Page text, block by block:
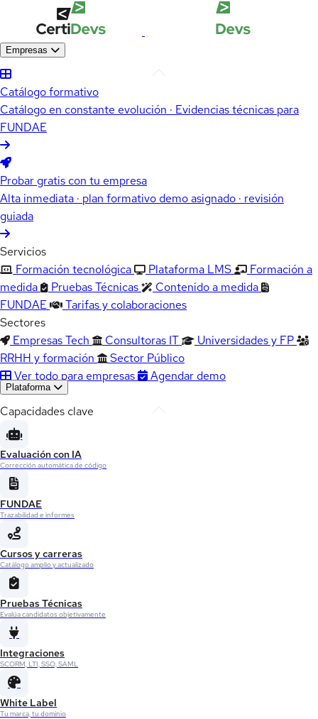
Empresas
Catálogo formativo
Catálogo en constante evolución · Evidencias técnicas para
FUNDAE
Probar gratis con tu empresa
Alta inmediata · plan formativo demo asignado · revisión
guiada
Servicios
Formación tecnológica
Plataforma LMS
Formación a
medida
Pruebas Técnicas
Contenido a medida
FUNDAE
Tarifas y colaboraciones
Sectores
Empresas Tech
Consultoras IT
Universidades y FP
RRHH y formación
Sector Público
Ver todo para empresas
Agendar demo
Plataforma
Capacidades clave
Evaluación con IA
Corrección automática de código
FUNDAE
Trazabilidad e informes
Cursos y carreras
Catálogo amplio y actualizado
Pruebas Técnicas
Evalúa candidatos objetivamente
Integraciones
SCORM, LTI, SSO, SAML
White Label
Tu marca, tu dominio